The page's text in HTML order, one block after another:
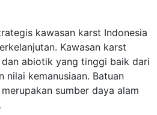
kawasan karst Indonesia
Kawasan karst
abiotik yang tinggi baik dari
nilai kemanusiaan. Batuan
sumber daya alam